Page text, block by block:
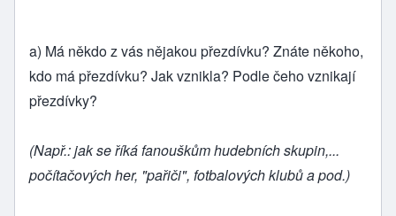
a) Má někdo z vás nějakou přezdívku? Znáte někoho,
kdo má přezdívku? Jak vznikla? Podle čeho vznikají
přezdívky?
(Např.: jak se říká fanouškům hudebních skupin,...
počítačových her, "pařiči", fotbalových klubů a pod.)